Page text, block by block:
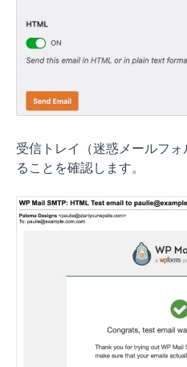
受信トレイ（迷惑メールフ
ることを確認します。